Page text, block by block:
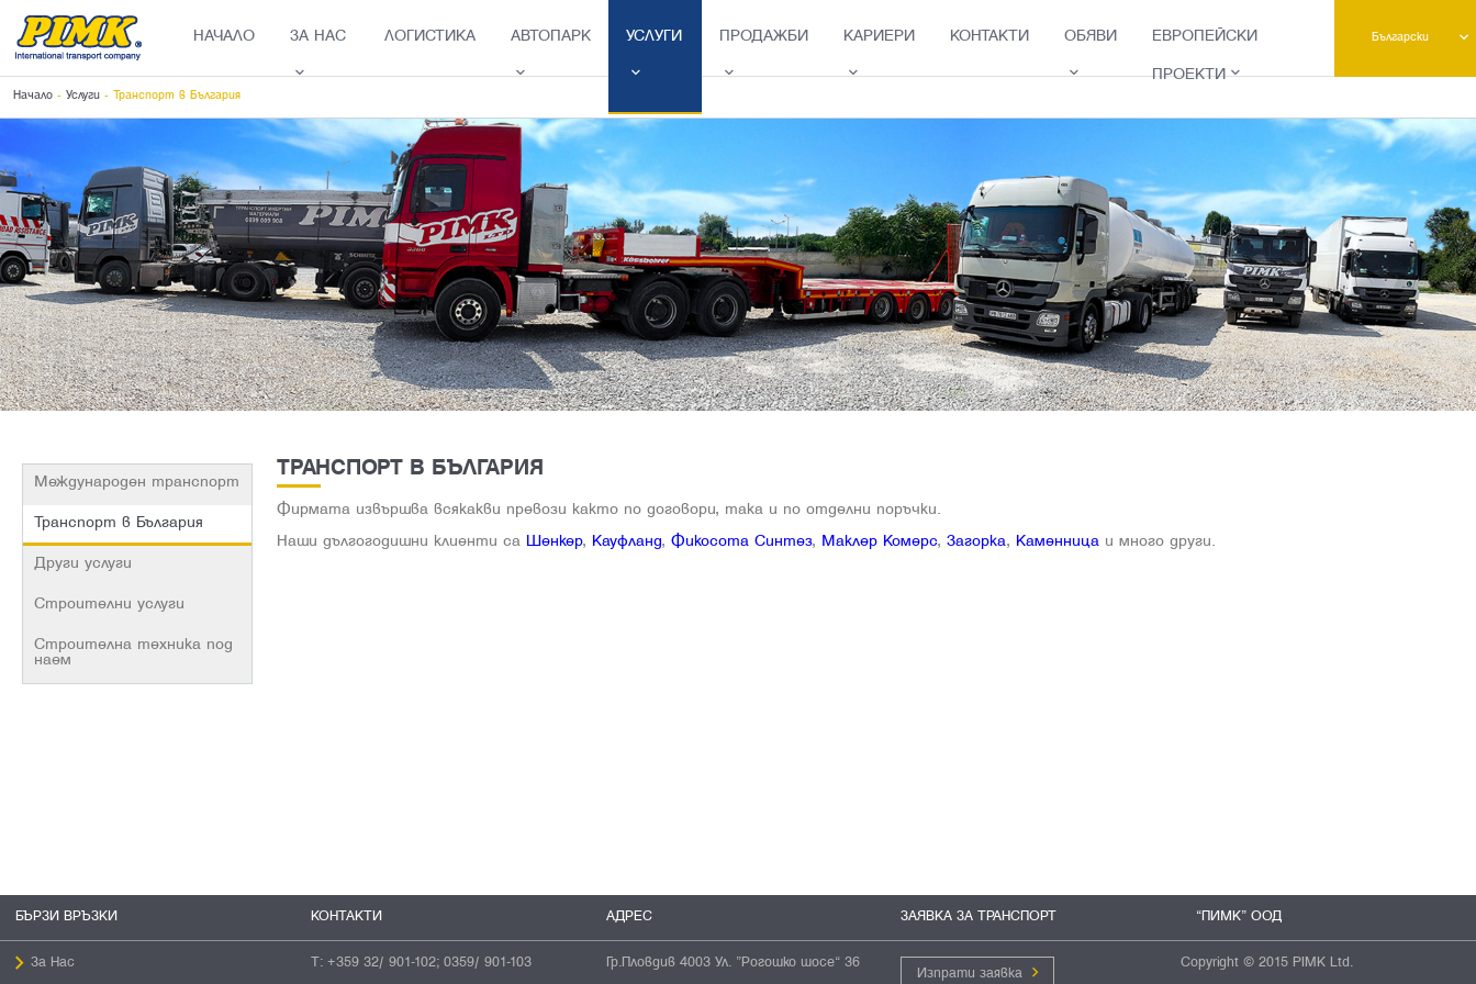
НАЧАЛО ЗА НАС ЛОГИСТИКА АВТОПАРК УСЛУГИ ПРОДАЖБИ КАРИЕРИ КОНТАКТИ ОБЯВИ ЕВРОПЕЙСКИ
ПРОЕКТИ
Български
Начало- Услуги- Транспорт в България
Международен транспорт
Транспорт в България
Други услуги
Строителни услуги
Строителна техника под
наем
ТРАНСПОРТ В БЪЛГАРИЯ
Фирмата извършва всякакви превози както по договори, така и по отделни поръчки.
Наши дългогодишни клиенти са Шенкер, Кауфланд, Фикосота Синтез, Маклер Комерс, Загорка, Каменница и много други.
БЪРЗИ ВРЪЗКИ
За Нас
КОНТАКТИ
Т: +359 32/ 901-102; 0359/ 901-103
АДРЕС
Гр.Пловдив 4003 Ул. ”Рогошко шосе“ 36
ЗАЯВКА ЗА ТРАНСПОРТ
Изпрати заявка
“ПИМК” ООД
Copyright © 2015 PIMK Ltd.